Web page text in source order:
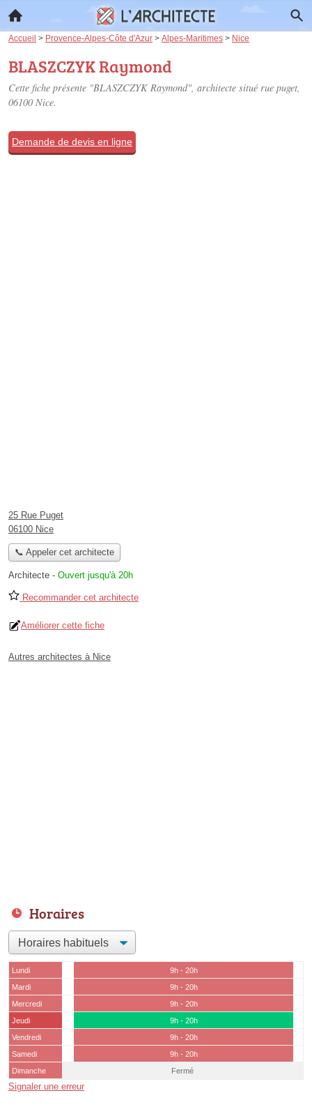
Accueil > Provence-Alpes-Côte d'Azur > Alpes-Maritimes > Nice
BLASZCZYK Raymond
Cette fiche présente "BLASZCZYK Raymond", architecte situé rue puget,
06100 Nice.
Demande de devis en ligne
25 Rue Puget
06100 Nice
📞 Appeler cet architecte
Architecte - Ouvert jusqu'à 20h
Recommander cet architecte
Améliorer cette fiche
Autres architectes à Nice
Horaires
Lundi
9h - 20h
Mardi
9h - 20h
Mercredi
9h - 20h
Jeudi
9h - 20h
Vendredi
9h - 20h
Samedi
9h - 20h
Dimanche
Fermé
Signaler une erreur